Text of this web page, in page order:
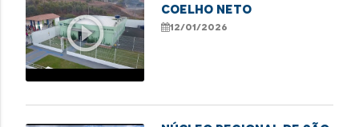
play_circle_outline
COELHO NETO
12/01/2026